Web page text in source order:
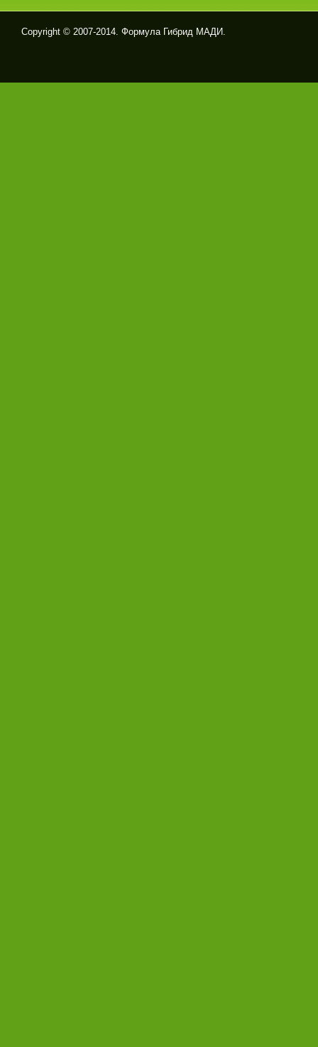
Copyright © 2007-2014. Формула Гибрид МАДИ.